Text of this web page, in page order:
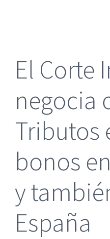
El Corte
negocia
Tributos
bonos
y
España